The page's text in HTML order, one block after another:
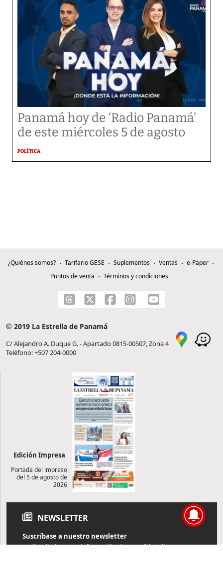
Panamá hoy de ‘Radio Panamá’
de este miércoles 5 de agosto
POLÍTICA
¿Quiénes somos? Tarifario GESE Suplementos Ventas
e-Paper
Puntos de venta
Términos y condiciones
© 2019 La Estrella de Panamá
C/ Alejandro A. Duque G. - Apartado 0815-00507, Zona 4
Teléfono: +507 204-0000
Edición Impresa
Portada del impreso
del 5 de agosto de
2026
NEWSLETTER
Suscríbase a nuestro newsletter
Reciba diariamente información de actualidad directamente en